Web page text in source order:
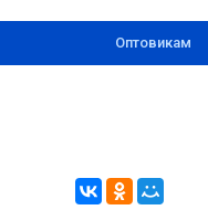
Оптовикам